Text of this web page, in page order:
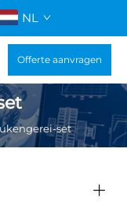
NL
Offerte aanvragen
set